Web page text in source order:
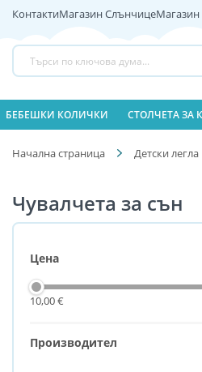
КонтактиМагазин Слънчице
Прескачане
съдържанието
БЕБЕШКИ КОЛИЧКИ СТОЛЧЕТА ЗА
Начална страница Детски
Чувалчета за сън
по
Цена
10,00 €
Производител